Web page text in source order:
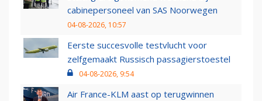
cabinepersoneel van SAS Noorwegen
04-08-2026, 10:57
Eerste succesvolle testvlucht voor
zelfgemaakt Russisch passagierstoestel
04-08-2026, 9:54
Air France-KLM aast op terugwinnen